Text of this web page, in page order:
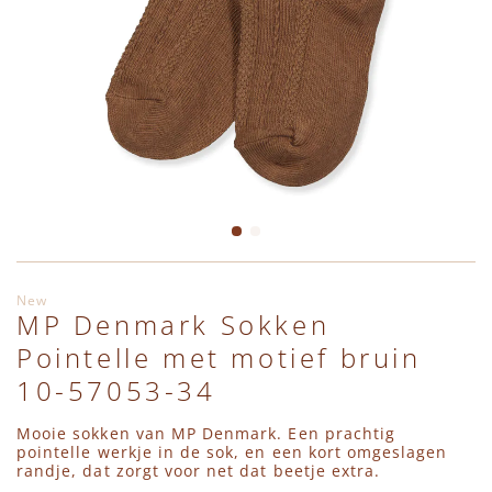
Jumpsuits
Jassen
Bodywarmers
Schoenen
Bodywarmers
Accessoires
Regenlaarzen
Zwemkleding
Bodywarmers
Accessoires
Schoenen
Regenlaarzen
Haaraccessoires
Hydrofieldoeken & Swaddles
Petten, Mutsen, Sjaals & Wanten
Pudilo Cadeaubon
Regenlaarzen
Sieraden
Sloffen, Sokken & Maillots
Charlie Petite
Émile et Ida
HVID
Konges Slojd
Lil' Atelier
Ga naar het begin van de afbeeldingen-gallerij
New
MP Denmark Sokken
Pointelle met motief bruin
10-57053-34
Mooie sokken van MP Denmark. Een prachtig
pointelle werkje in de sok, en een kort omgeslagen
randje, dat zorgt voor net dat beetje extra.